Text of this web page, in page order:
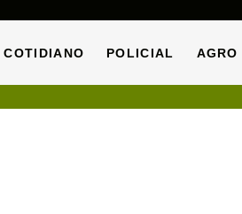
COTIDIANO POLICIAL AGRO